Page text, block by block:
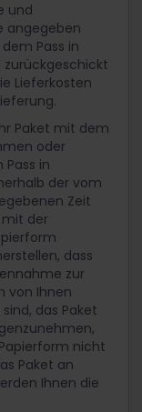
und
angegeben
Pass in
zurückgeschickt
Lieferkosten
Paket mit dem
oder
in
der vom
Zeit
mit der
dass
zur
von Ihnen
das Paket
nicht
Paket an
Ihnen die